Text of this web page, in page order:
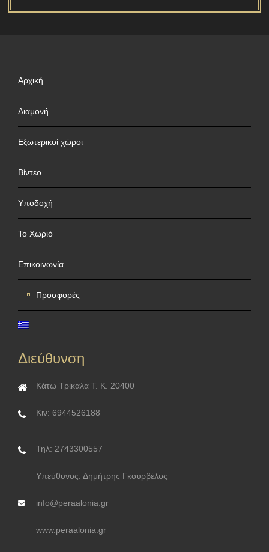
Αρχική
Διαμονή
Εξωτερικοί χώροι
Βίντεο
Υποδοχή
Το Χωριό
Επικοινωνία
Προσφορές
Διεύθυνση
Κάτω Τρίκαλα Τ. Κ. 20400
Κιν: 6944526188
Τηλ: 2743300557
Υπεύθυνος: Δημήτρης Γκουρβέλος
info@peraalonia.gr
www.peraalonia.gr